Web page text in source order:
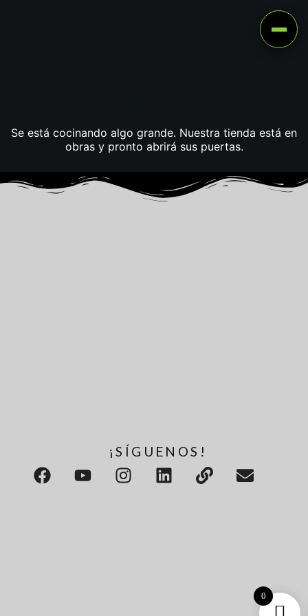
Se está cocinando algo grande. Nuestra tienda está en
obras y pronto abrirá sus puertas.
¡SÍGUENOS!
0